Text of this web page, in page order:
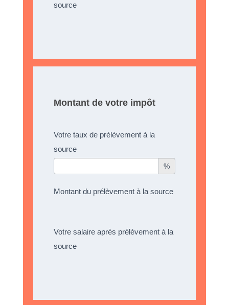
source
Montant de votre impôt
Votre taux de prélèvement à la
source
%
Montant du prélèvement à la source
Votre salaire après prélèvement à la
source